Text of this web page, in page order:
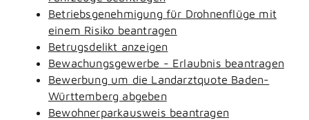
Betriebsgenehmigung für Drohnenflüge mit
einem Risiko beantragen
Betrugsdelikt anzeigen
Bewachungsgewerbe - Erlaubnis beantragen
Bewerbung um die Landarztquote Baden-
Württemberg abgeben
Bewohnerparkausweis beantragen